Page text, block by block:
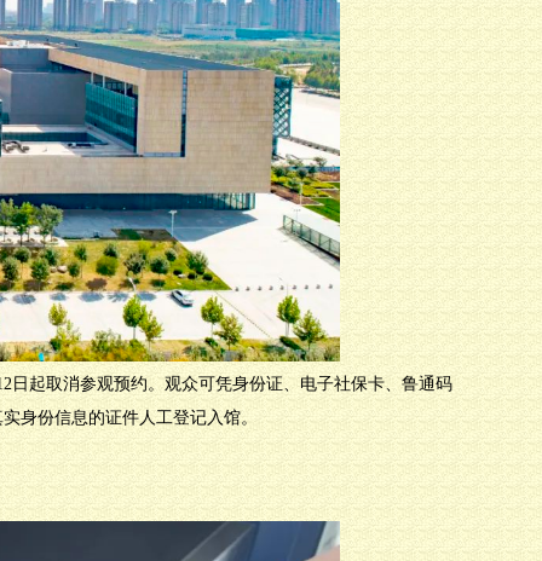
日起取消参观预约。观众可凭身份证、电子社保卡、鲁通码
身份信息的证件人工登记入馆。